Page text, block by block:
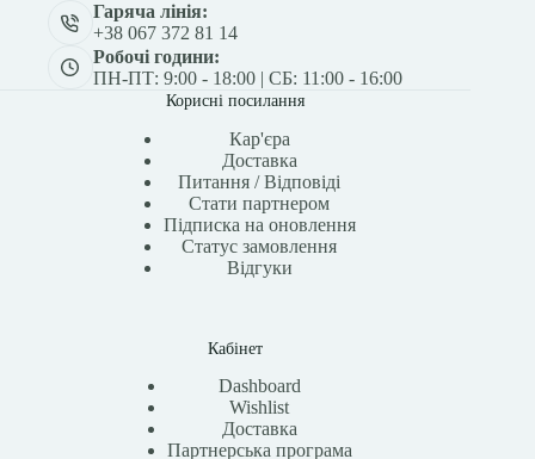
Гаряча лінія:
+38 067 372 81 14
Робочі години:
ПН-ПТ: 9:00 - 18:00 | СБ: 11:00 - 16:00
Корисні посилання
Кар'єра
Доставка
Питання / Відповіді
Стати партнером
Підписка на оновлення
Статус замовлення
Відгуки
Кабінет
Dashboard
Wishlist
Доставка
Партнерська програма